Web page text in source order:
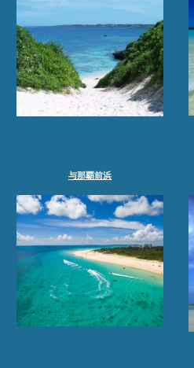
与那覇前浜